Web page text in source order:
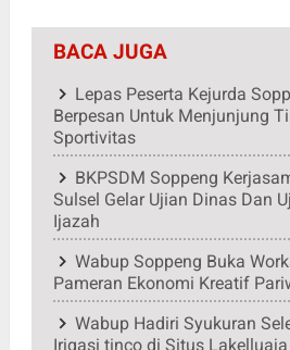
BACA JUGA
Lepas Peserta Kejurda
Berpesan Untuk Menjunjung
Sportivitas
BKPSDM Soppeng
Sulsel Gelar Ujian Dinas Dan
Ijazah
Wabup Soppeng Buka
Pameran Ekonomi Kreatif
Wabup Hadiri Syukuran
Irigasi tinco di Situs Lakelluaja